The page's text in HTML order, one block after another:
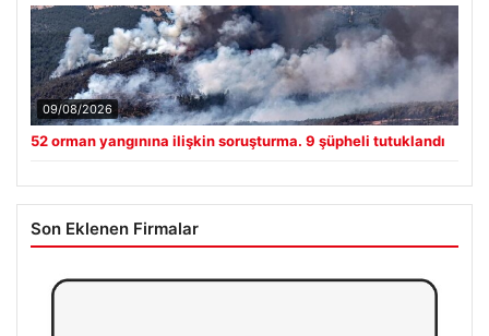
09/08/2026
52 orman yangınına ilişkin soruşturma. 9 şüpheli tutuklandı
Son Eklenen Firmalar